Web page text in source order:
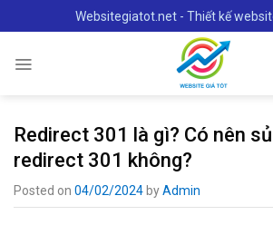
to
Websitegiatot.net - Thiết kế
Redirect 301 là gì? Có nên
redirect 301 không?
Posted on 04/02/2024 byAdmin